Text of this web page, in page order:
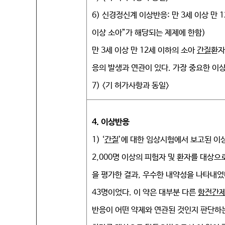
6) 신경정신계 이상반응: 만 3세 이상 만
이상 소아”가 해당되는 제제에 한함)
만 3세 이상 만 12세 이하의 소아간질환
응의 발생과 연관이 있다. 가장 중요한 이
7) <기 허가사항과 동일>
4. 이상반응
1) ‘간질’에 대한 임상시험에서 보고된 이
2,000명 이상의 피험자 및 환자를 대상으
을 평가한 결과, 우수한 내약성을 나타내
43명이었다. 이 약은 대부분 다른항전간
반응이 어떤 약제와 연관된 것인지 판단